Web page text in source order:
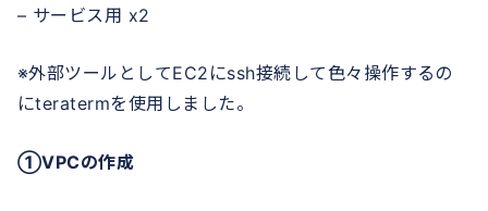
– サービス用 x2
※外部ツールとしてEC2にssh接続して色々操作するの
にteratermを使用しました。
①VPCの作成